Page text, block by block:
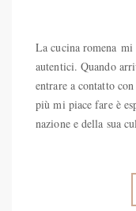
La cucina romena mi
autentici. Quando
entrare a contatto
più mi piace fare è
nazione e della sua